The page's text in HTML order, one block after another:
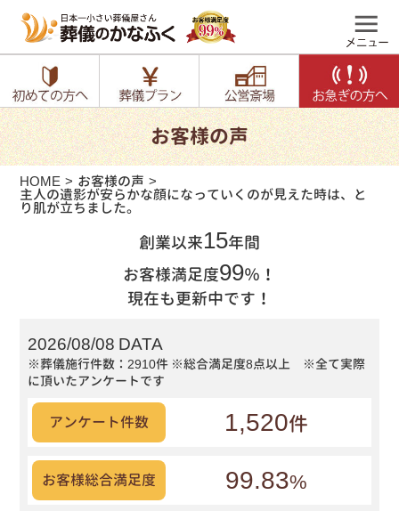
お客様の声
HOME お客様の声
主人の遺影が安らかな顔になっていくのが見えた時は、と
り肌が立ちました。
創業以来15年間
お客様満足度99％！
現在も更新中です！
2026/08/08 DATA
※葬儀施行件数：2910件 ※総合満足度8点以上 ※全て実際
に頂いたアンケートです
アンケート件数 1,520件
お客様総合満足度 99.83%